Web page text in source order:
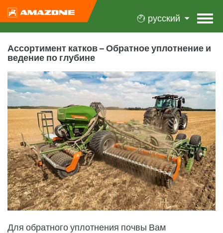
русский
Ассортимент катков – Обратное уплотнение и
ведение по глубине
Для обратного уплотнения почвы Вам